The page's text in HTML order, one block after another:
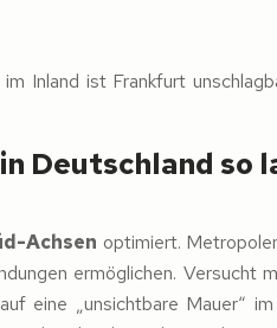
Inland ist Frankfurt
Deutschland so
Achsen optimiert.
ermöglichen. Versucht
eine „unsichtbare Mauer“